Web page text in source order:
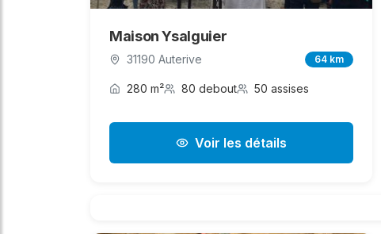
Maison Ysalguier
31190 Auterive 64 km
280 m² 80 debout 50 assises
Voir les détails